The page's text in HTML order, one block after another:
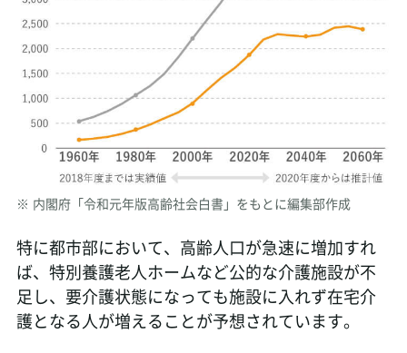
※ 内閣府「令和元年版高齢社会白書」をもとに編集部作成
特に都市部において、高齢人口が急速に増加すれ
ば、特別養護老人ホームなど公的な介護施設が不
足し、要介護状態になっても施設に入れず在宅介
護となる人が増えることが予想されています。